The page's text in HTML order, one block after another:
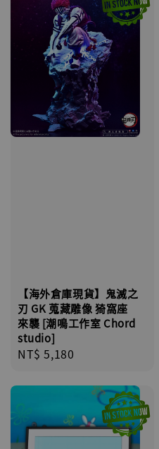
【海外倉庫現貨】鬼滅之
刃 GK 蒐藏雕像 猗窩座
來襲 [潮鳴工作室 Chord
studio]
Regular
NT$ 5,180